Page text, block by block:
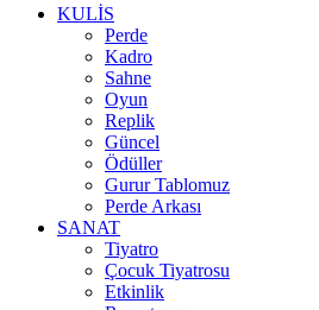
KULİS
Perde
Kadro
Sahne
Oyun
Replik
Güncel
Ödüller
Gurur Tablomuz
Perde Arkası
SANAT
Tiyatro
Çocuk Tiyatrosu
Etkinlik